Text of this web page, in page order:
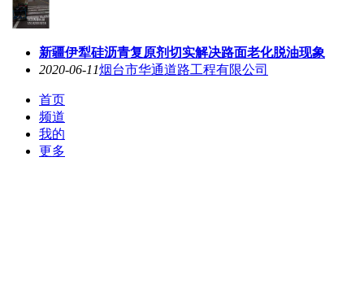
新疆伊犁硅沥青复原剂切实解决路面老化脱油现象
2020-06-11烟台市华通道路工程有限公司
首页
频道
我的
更多